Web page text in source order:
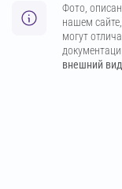
Фото,
нашем
могут
внешний вид